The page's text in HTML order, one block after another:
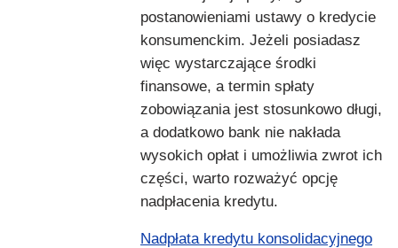
postanowieniami ustawy o kredycie
konsumenckim. Jeżeli posiadasz
więc wystarczające środki
finansowe, a termin spłaty
zobowiązania jest stosunkowo długi,
a dodatkowo bank nie nakłada
wysokich opłat i umożliwia zwrot ich
części, warto rozważyć opcję
nadpłacenia kredytu.
Nadpłata kredytu konsolidacyjnego